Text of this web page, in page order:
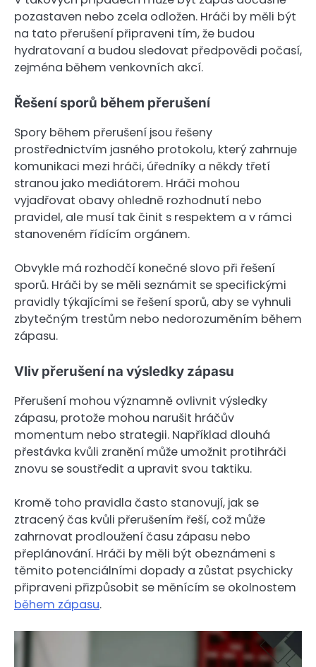
pozastaven nebo zcela odložen. Hráči by měli být
na tato přerušení připraveni tím, že budou
hydratovaní a budou sledovat předpovědi počasí,
zejména během venkovních akcí.
Řešení sporů během přerušení
Spory během přerušení jsou řešeny
prostřednictvím jasného protokolu, který zahrnuje
komunikaci mezi hráči, úředníky a někdy třetí
stranou jako mediátorem. Hráči mohou
vyjadřovat obavy ohledně rozhodnutí nebo
pravidel, ale musí tak činit s respektem a v rámci
stanoveném řídícím orgánem.
Obvykle má rozhodčí konečné slovo při řešení
sporů. Hráči by se měli seznámit se specifickými
pravidly týkajícími se řešení sporů, aby se vyhnuli
zbytečným trestům nebo nedorozuměním během
zápasu.
Vliv přerušení na výsledky zápasu
Přerušení mohou významně ovlivnit výsledky
zápasu, protože mohou narušit hráčův
momentum nebo strategii. Například dlouhá
přestávka kvůli zranění může umožnit protihráči
znovu se soustředit a upravit svou taktiku.
Kromě toho pravidla často stanovují, jak se
ztracený čas kvůli přerušením řeší, což může
zahrnovat prodloužení času zápasu nebo
přeplánování. Hráči by měli být obeznámeni s
těmito potenciálními dopady a zůstat psychicky
připraveni přizpůsobit se měnícím se okolnostem
během zápasu.